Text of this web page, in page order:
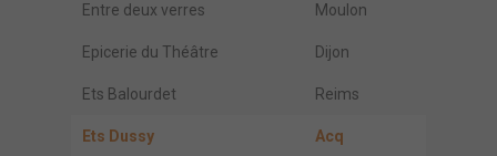
Entre deux verres Moulon
Epicerie du Théâtre Dijon
Ets Balourdet Reims
Ets Dussy Acq